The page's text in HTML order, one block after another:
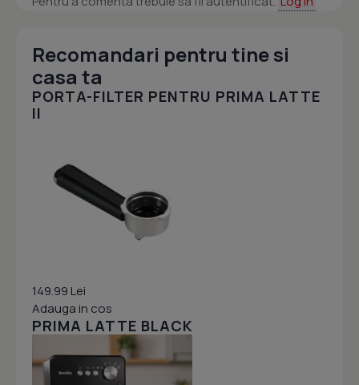
Recomandari pentru tine si
casa ta
PORTA-FILTER PENTRU PRIMA LATTE
II
149.99 Lei
Adauga in cos
PRIMA LATTE BLACK